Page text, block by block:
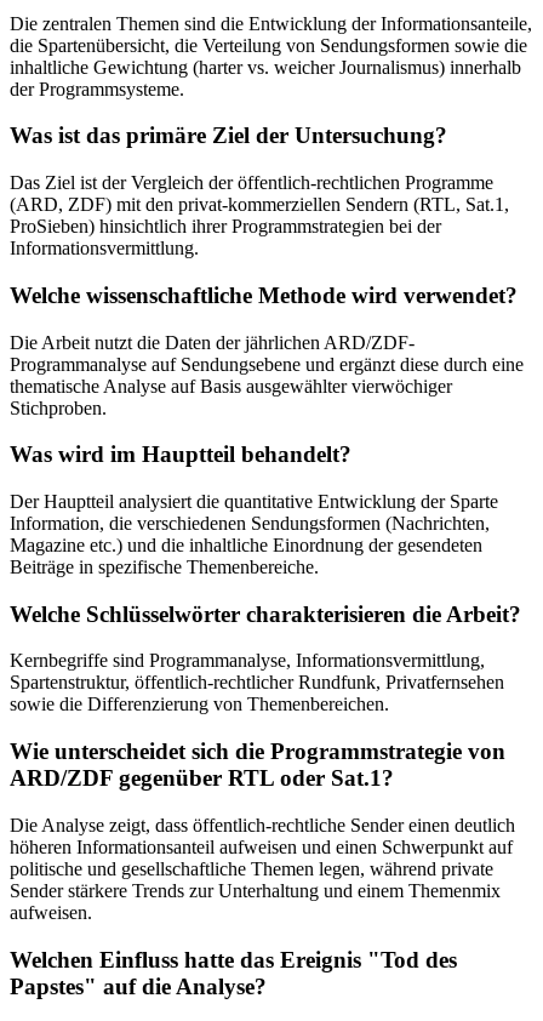
Die zentralen Themen sind die Entwicklung der Informationsanteile,
die Spartenübersicht, die Verteilung von Sendungsformen sowie die
inhaltliche Gewichtung (harter vs. weicher Journalismus) innerhalb
der Programmsysteme.
Was ist das primäre Ziel der Untersuchung?
Das Ziel ist der Vergleich der öffentlich-rechtlichen Programme
(ARD, ZDF) mit den privat-kommerziellen Sendern (RTL, Sat.1,
ProSieben) hinsichtlich ihrer Programmstrategien bei der
Informationsvermittlung.
Welche wissenschaftliche Methode wird verwendet?
Die Arbeit nutzt die Daten der jährlichen ARD/ZDF-
Programmanalyse auf Sendungsebene und ergänzt diese durch eine
thematische Analyse auf Basis ausgewählter vierwöchiger
Stichproben.
Was wird im Hauptteil behandelt?
Der Hauptteil analysiert die quantitative Entwicklung der Sparte
Information, die verschiedenen Sendungsformen (Nachrichten,
Magazine etc.) und die inhaltliche Einordnung der gesendeten
Beiträge in spezifische Themenbereiche.
Welche Schlüsselwörter charakterisieren die Arbeit?
Kernbegriffe sind Programmanalyse, Informationsvermittlung,
Spartenstruktur, öffentlich-rechtlicher Rundfunk, Privatfernsehen
sowie die Differenzierung von Themenbereichen.
Wie unterscheidet sich die Programmstrategie von
ARD/ZDF gegenüber RTL oder Sat.1?
Die Analyse zeigt, dass öffentlich-rechtliche Sender einen deutlich
höheren Informationsanteil aufweisen und einen Schwerpunkt auf
politische und gesellschaftliche Themen legen, während private
Sender stärkere Trends zur Unterhaltung und einem Themenmix
aufweisen.
Welchen Einfluss hatte das Ereignis "Tod des
Papstes" auf die Analyse?